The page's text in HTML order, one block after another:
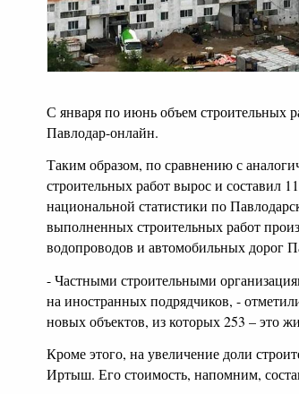
С января по июнь объем строительных
Павлодар-онлайн.
Таким образом, по сравнению с
строительных работ вырос и составил
национальной статистики по
выполненных строительных работ
водопроводов и автомобильных дорог
- Частными строительными
на иностранных подрядчиков, -
новых объектов, из которых 253 – это
Кроме этого, на увеличение доли
Иртыш. Его стоимость, напомним,